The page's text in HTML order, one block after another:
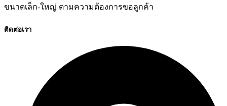
ขนาดเล็ก-ใหญ่ ตามความต้องการขอลูกค้า
ติดต่อเรา